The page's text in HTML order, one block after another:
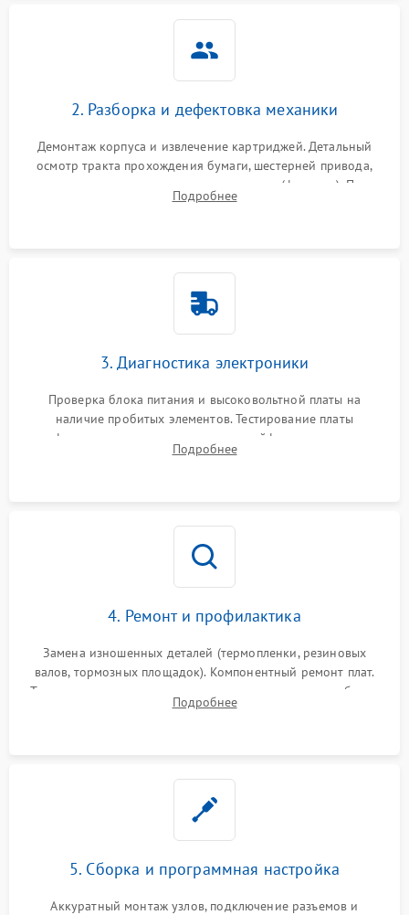
2. Разборка и дефектовка механики
Демонтаж корпуса и извлечение картриджей. Детальный
осмотр тракта прохождения бумаги, шестерней привода,
роликов захвата и узла термозакрепления (фьюзера). Поиск
физического износа и повреждений деталей.
Подробнее
3. Диагностика электроники
Проверка блока питания и высоковольтной платы на
наличие пробитых элементов. Тестирование платы
форматирования, целостности шлейфов, контактов
картриджа и оптопар (датчиков прохождения и наличия
Подробнее
4. Ремонт и профилактика
Замена изношенных деталей (термопленки, резиновых
валов, тормозных площадок). Компонентный ремонт плат.
Тщательная очистка тракта печати, контактов и линз блока
лазера (LSU) от просыпанного тонера и пыли.
Подробнее
5. Сборка и программная настройка
Аккуратный монтаж узлов, подключение разъемов и